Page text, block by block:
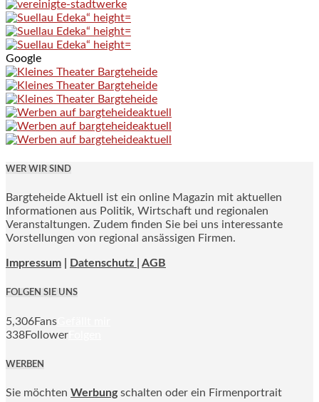
Google
WER WIR SIND
Bargteheide Aktuell ist ein online Magazin mit aktuellen
Informationen aus Politik, Wirtschaft und regionalen
Veranstaltungen. Zudem finden Sie bei uns interessante
Vorstellungen von regional ansässigen Firmen.
Impressum Datenschutz | AGB
FOLGEN SIE UNS
5,306Fans
338Follower
WERBEN
Sie möchten Werbung schalten oder ein Firmenportrait